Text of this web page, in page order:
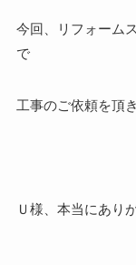
今回、リフォーム
で
工事のご依頼を頂
Ｕ様、本当にあり